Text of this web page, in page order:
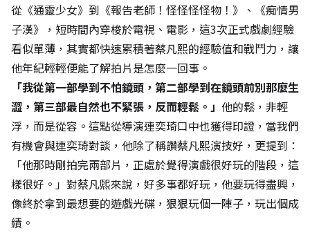
從《通靈少女》到《報告老師！怪怪怪怪物！》、《痴情男
子漢》，短時間內穿梭於電視、電影，這3次正式戲劇經驗
看似單薄，其實都快速累積著蔡凡熙的經驗值和戰鬥力，讓
他年紀輕輕便能了解拍片是怎麼一回事。
「我從第一部學到不怕鏡頭，第二部學到在鏡頭前別那麼生
澀，第三部最自然也不緊張，反而輕鬆。」 他的鬆，非輕
浮，而是從容。這點從導演連奕琦口中也獲得印證，當我們
有機會與連奕琦對談，他除了稱讚蔡凡熙演技好，更提到：
「他那時剛拍完兩部片，正處於覺得演戲很好玩的階段，這
樣很好。」對蔡凡熙來說，好多事都好玩，他要玩得盡興，
像終於拿到最想要的遊戲光碟，狠狠玩個一陣子，玩出個成
績。